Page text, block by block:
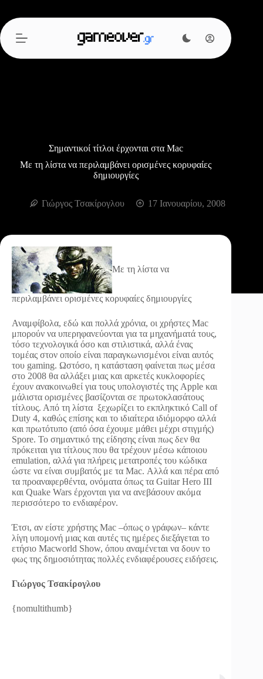
περιεχόμενο
Σημαντικοί τίτλοι έρχονται στα Mac
Με τη λίστα να περιλαμβάνει ορισμένες κορυφαίες
δημιουργίες
Γιώργος Τσακίρογλου 17 Ιανουαρίου, 2008
Με τη λίστα να
περιλαμβάνει ορισμένες κορυφαίες δημιουργίες
Αναμφίβολα, εδώ και πολλά χρόνια, οι χρήστες Mac
μπορούν να υπερηφανεύονται για τα μηχανήματά τους,
τόσο τεχνολογικά όσο και στιλιστικά, αλλά ένας
τομέας στον οποίο είναι παραγκωνισμένοι είναι αυτός
του gaming. Ωστόσο, η κατάσταση φαίνεται πως μέσα
στο 2008 θα αλλάξει μιας και αρκετές κυκλοφορίες
έχουν ανακοινωθεί για τους υπολογιστές της Apple και
μάλιστα ορισμένες βασίζονται σε πρωτοκλασάτους
τίτλους. Από τη λίστα ξεχωρίζει το εκπληκτικό Call of
Duty 4, καθώς επίσης και το ιδιαίτερα ιδιόμορφο αλλά
και πρωτότυπο (από όσα έχουμε μάθει μέχρι στιγμής)
Spore. Το σημαντικό της είδησης είναι πως δεν θα
πρόκειται για τίτλους που θα τρέχουν μέσω κάποιου
emulation, αλλά για πλήρεις μετατροπές του κώδικα
ώστε να είναι συμβατός με τα Mac. Αλλά και πέρα από
τα προαναφερθέντα, ονόματα όπως τα Guitar Hero III
και Quake Wars έρχονται για να ανεβάσουν ακόμα
περισσότερο το ενδιαφέρον.
Έτσι, αν είστε χρήστης Mac –όπως ο γράφων– κάντε
λίγη υπομονή μιας και αυτές τις ημέρες διεξάγεται το
ετήσιο Macworld Show, όπου αναμένεται να δουν το
φως της δημοσιότητας πολλές ενδιαφέρουσες ειδήσεις.
Γιώργος Τσακίρογλου
{nomultithumb}